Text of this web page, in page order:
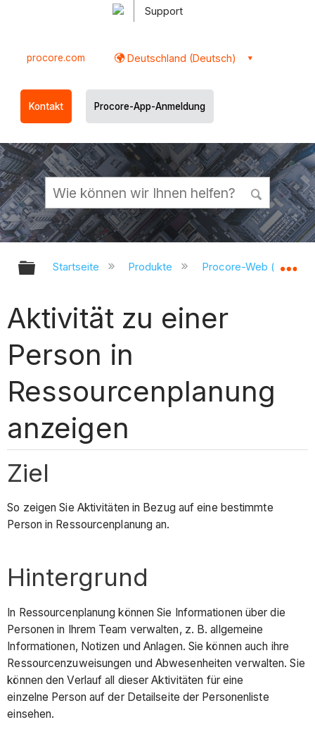
Support
procore.com Deutschland (Deutsch)
Kontakt Procore-App-Anmeldung
Globale Hierarchie auf- und
Startseite Produkte Procore-Web
Aktivität zu einer
Person in
Ressourcenplanung
anzeigen
Ziel
So zeigen Sie Aktivitäten in Bezug auf eine bestimmte
Person in Ressourcenplanung an.
Hintergrund
In Ressourcenplanung können Sie Informationen über die
Personen in Ihrem Team verwalten, z. B. allgemeine
Informationen, Notizen und Anlagen. Sie können auch ihre
Ressourcenzuweisungen und Abwesenheiten verwalten. Sie
können den Verlauf all dieser Aktivitäten für eine
einzelne Person auf der Detailseite der Personenliste
einsehen.